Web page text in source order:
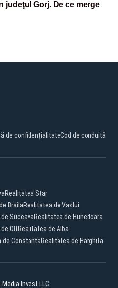
judeţul Gorj. De ce merge
de confidențialitateCod de conduită
Realitatea Star
BrailaRealitatea de Vaslui
SuceavaRealitatea de Hunedoara
OltRealitatea de Alba
de ConstantaRealitatea de Harghita
Invest LLC